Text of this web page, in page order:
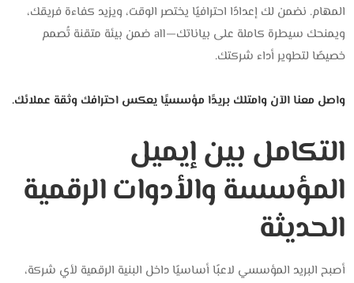
المهام. نضمن لك إعدادًا احترافيًا يختصر الوقت، ويزيد كفاءة فريقك،
ويمنحك سيطرة كاملة على بياناتك—all ضمن بيئة متقنة تُصمم
خصيصًا لتطوير أداء شركتك.
واصل معنا الآن وامتلك بريدًا مؤسسيًا يعكس احترافك وثقة عملائك.
التكامل بين إيميل
المؤسسة والأدوات الرقمية
الحديثة
أصبح البريد المؤسسي لاعبًا أساسيًا داخل البنية الرقمية لأي شركة،